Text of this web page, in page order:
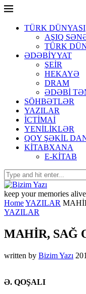
TÜRK DÜNYASI
AŞIQ
TÜRK
ƏDƏBİYYAT
ŞEİR
HEKAYƏ
DRAM
ƏDƏBİ
SÖHBƏTLƏR
YAZILAR
İCTİMAİ
YENİLİKLƏR
QOY ŞƏKİL
KİTABXANA
E-KİTAB
keep your memories alive
HomeYAZILAR
YAZILAR
MAHİR, SAĞ
written by Bizim Yazı
Ə. QOŞALI